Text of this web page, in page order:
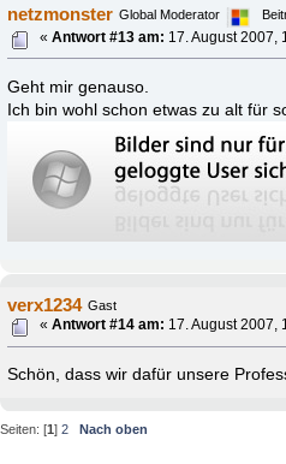
netzmonster Global Moderator
«Antwort #13 am: 17. August 2007,
Geht mir genauso.
Ich bin wohl schon etwas zu alt für
verx1234 Gast
«Antwort #14 am: 17. August 2007,
Schön, dass wir dafür unsere
Seiten: [1] 2 Nach oben